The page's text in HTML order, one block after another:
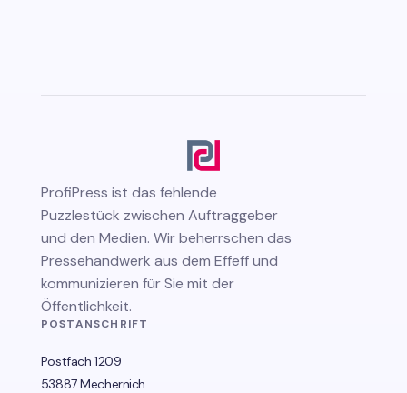
ProfiPress ist das fehlende
Puzzlestück zwischen Auftraggeber
und den Medien. Wir beherrschen das
Pressehandwerk aus dem Effeff und
kommunizieren für Sie mit der
Öffentlichkeit.
POSTANSCHRIFT
Postfach 1209
53887 Mechernich